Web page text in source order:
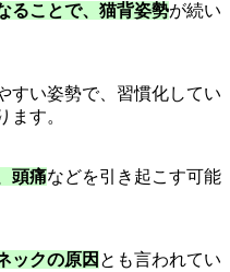
ることで、猫背姿勢が続い
すい姿勢で、習慣化してい
ます。
頭痛などを引き起こす可能
ックの原因 とも言われてい